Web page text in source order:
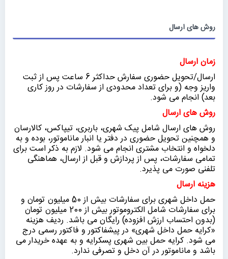
روش های ارسال
زمان ارسال
ارسال/تحویل حضوری سفارش حداکثر 6 ساعت پس از ثبت
واریز وجه (و برای تعداد محدودی از سفارشات در روز کاری
بعد) انجام می شود.
روش های ارسال
روش های ارسال شامل پیک شهری، باربری، تیپاکس، کالارسان
و همچنین تحویل حضوری در دفتر یا انبار ماناموتور، بوده و به
دلخواه و انتخاب مشتری انجام می شود. لازم به ذکر است برای
تمامی سفارشات، پس از پردازش و قبل از ارسال، هماهنگی
تلفنی صورت می پذیرد.
هزینه ارسال
حمل داخل شهری برای سفارشات بیش از 50 میلیون تومان و
برای سفارشات شامل الکتروموتور بیش از 200 میلیون تومان
(بدون احتساب ارزش افزوده) رایگان می باشد. ردیف هزینه
«كرايه حمل داخل شهری» در پیشفاکتور و فاکتور رسمی درج
می شود. کرایه حمل بین شهری پسکرایه و به عهده خریدار می
باشد و ماناموتور در آن دخل و تصرفی ندارد.